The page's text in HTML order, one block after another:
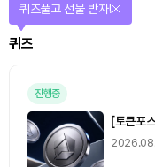
퀴즈
퀴즈풀고 선물 받자!
진행중
[토큰포